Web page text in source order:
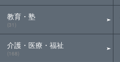
教育・塾
(31)
介護・医療・福祉
(168)